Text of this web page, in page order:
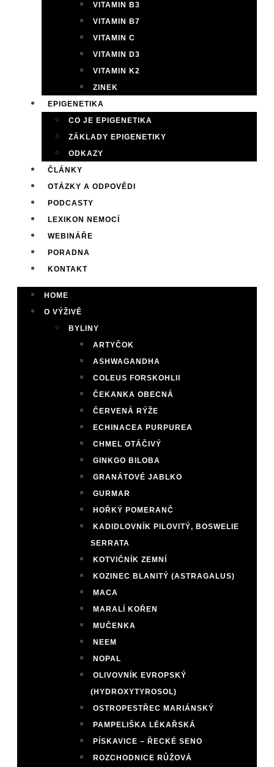
VITAMIN B3
VITAMIN B7
VITAMIN C
VITAMIN D3
VITAMIN K2
ZINEK
EPIGENETIKA
CO JE EPIGENETIKA
ZÁKLADY EPIGENETIKY
ODKAZY
ČLÁNKY
OTÁZKY A ODPOVĚDI
PODCASTY
LEXIKON NEMOCÍ
WEBINÁŘE
PORADNA
KONTAKT
HOME
O VÝŽIVĚ
BYLINY
ARTYČOK
ASHWAGANDHA
COLEUS FORSKOHLII
ČEKANKA OBECNÁ
ČERVENÁ RÝŽE
ECHINACEA PURPUREA
CHMEL OTÁČIVÝ
GINKGO BILOBA
GRANÁTOVÉ JABLKO
GURMAR
HOŘKÝ POMERANČ
KADIDLOVNÍK PILOVITÝ, BOSWELIE
SERRATA
KOTVIČNÍK ZEMNÍ
KOZINEC BLANITÝ (ASTRAGALUS)
MACA
MARALÍ KOŘEN
MUČENKA
NEEM
NOPAL
OLIVOVNÍK EVROPSKÝ
(HYDROXYTYROSOL)
OSTROPESTŘEC MARIÁNSKÝ
PAMPELIŠKA LÉKAŘSKÁ
PÍSKAVICE – ŘECKÉ SENO
ROZCHODNICE RŮŽOVÁ